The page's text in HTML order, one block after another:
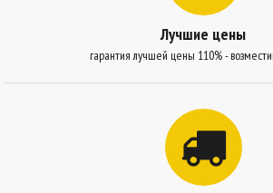
Лучшие цены
гарантия лучшей цены 110% -